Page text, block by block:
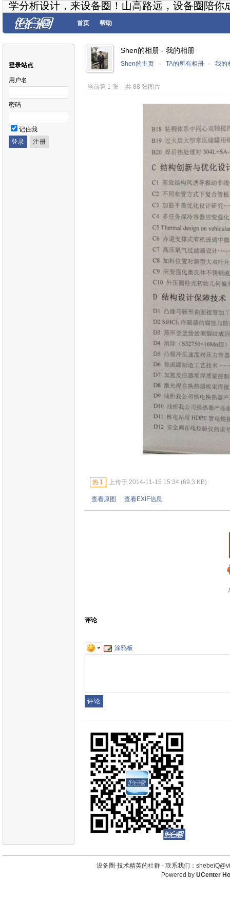
学分析设计，来设备圈！山高路远，设备圈陪你
首页 帮助
登录站点
用户名
密码
记住我
Shen的相册 - 我的相册
Shen的主页 » TA的所有相册 » 我的
当前第 1 张 共 88 张图片
热 1 上传于 2014-11-15 15:34 (69.3 KB)
查看原图 查看EXIF信息
评论
涂鸦板
设备圈-技术精英的社群 - 联系我们：
Powered by UCenter